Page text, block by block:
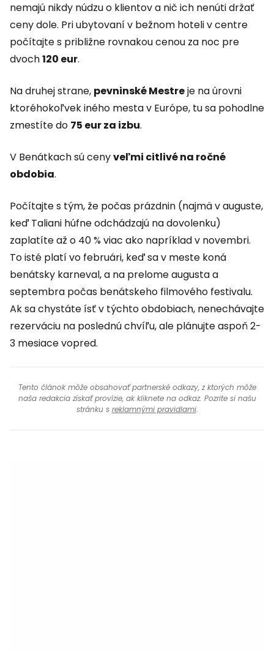
nemajú nikdy núdzu o klientov a nič ich nenúti držať
ceny dole. Pri ubytovaní v bežnom hoteli v centre
počítajte s približne rovnakou cenou za noc pre
dvoch120 eur.
Na druhej strane, pevninské Mestreje na úrovni
ktoréhokoľvek iného mesta v Európe, tu sa pohodlne
zmestíte do 75 eur za izbu.
V Benátkach sú cenyveľmi citlivé na ročné
obdobia.
Počítajte s tým, že počas prázdnin (najmä v auguste,
keď Taliani húfne odchádzajú na dovolenku)
zaplatíte až o 40 % viac ako napríklad v novembri.
To isté platí vo februári, keď sa v meste koná
benátsky karneval, a na prelome augusta a
septembra počas benátskeho filmového festivalu.
Ak sa chystáte ísť v týchto obdobiach, nenechávajte
rezerváciu na poslednú chvíľu, ale plánujte aspoň 2-
3 mesiace vopred.
Tento článok môže obsahovať partnerské odkazy, z ktorých môže
naša redakcia získať provízie, ak kliknete na odkaz. Pozrite si našu
stránku s reklamnými pravidlami.